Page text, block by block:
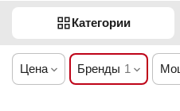
Категории
Цена Бренды 1